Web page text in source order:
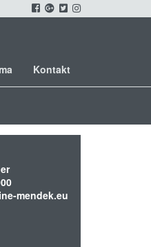
Kontakt
mendek.eu